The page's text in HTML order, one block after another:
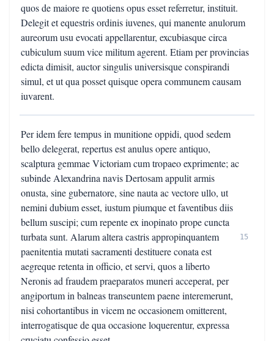
quos de maiore re quotiens opus esset referretur, instituit.
Delegit et equestris ordinis iuvenes, qui manente anulorum
aureorum usu evocati appellarentur, excubiasque circa
cubiculum suum vice militum agerent. Etiam per provincias
edicta dimisit, auctor singulis universisque conspirandi
simul, et ut qua posset quisque opera communem causam
iuvarent.
Per idem fere tempus in munitione oppidi, quod sedem
bello delegerat, repertus est anulus opere antiquo,
scalptura gemmae Victoriam cum tropaeo exprimente; ac
subinde Alexandrina navis Dertosam appulit armis
onusta, sine gubernatore, sine nauta ac vectore ullo, ut
nemini dubium esset, iustum piumque et faventibus diis
bellum suscipi; cum repente ex inopinato prope cuncta
turbata sunt. Alarum altera castris appropinquantem
paenitentia mutati sacramenti destituere conata est
aegreque retenta in officio, et servi, quos a liberto
Neronis ad fraudem praeparatos muneri acceperat, per
angiportum in balneas transeuntem paene interemerunt,
nisi cohortantibus in vicem ne occasionem omitterent,
interrogatisque de qua occasione loquerentur, expressa
15